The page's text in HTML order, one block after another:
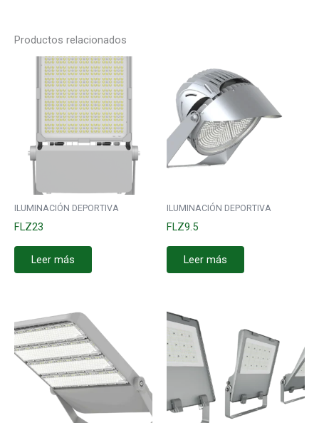
Productos relacionados
ILUMINACIÓN DEPORTIVA
FLZ23
Leer más
ILUMINACIÓN DEPORTIVA
FLZ9.5
Leer más